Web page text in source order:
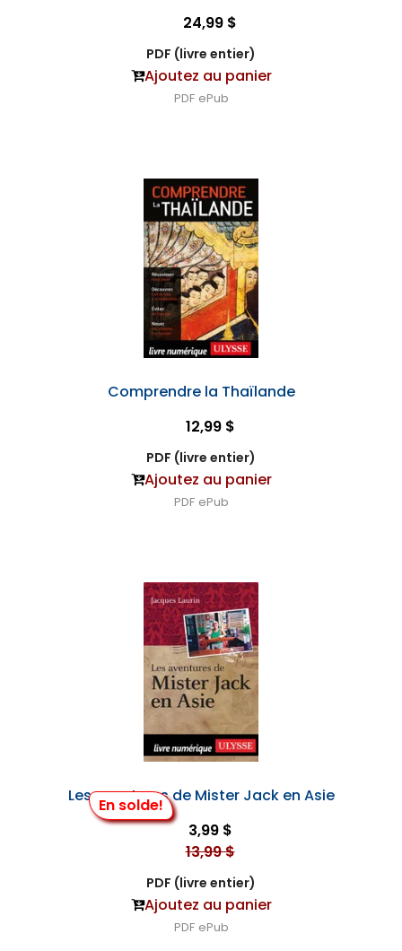
24,99 $
PDF (livre entier)
Ajoutez au panier
PDF ePub
Comprendre la Thaïlande
12,99 $
PDF (livre entier)
Ajoutez au panier
PDF ePub
En solde!
Les aventures de Mister Jack en Asie
3,99 $
13,99 $
PDF (livre entier)
Ajoutez au panier
PDF ePub